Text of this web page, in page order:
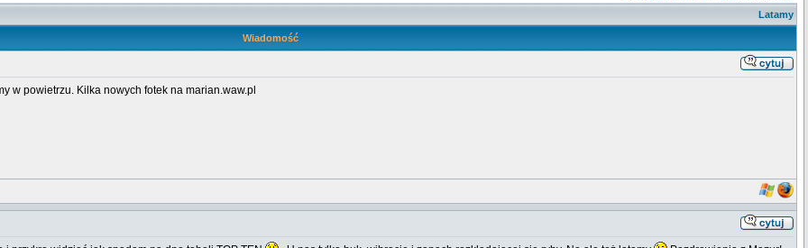
Latamy
Wiadomość
w powietrzu. Kilka nowych fotek na marian.waw.pl